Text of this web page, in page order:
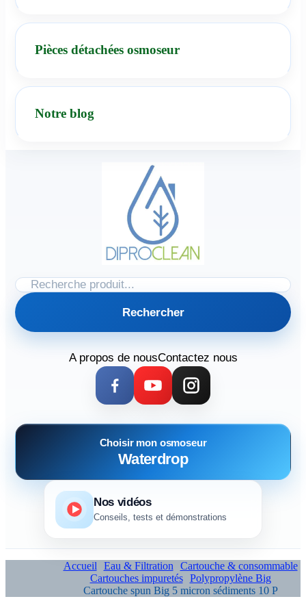
Pièces détachées osmoseur
Notre blog
Rechercher
A propos de nousContactez nous
Choisir mon osmoseur
Waterdrop
Nos vidéos
Conseils, tests et démonstrations
Accueil Eau & Filtration
Cartouche & consommable
Cartouches impuretés
Polypropylène Big
Cartouche spun Big 5 micron sédiments 10 P